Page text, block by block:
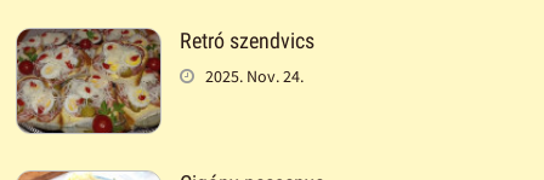
Retró szendvics
2025. Nov. 24.